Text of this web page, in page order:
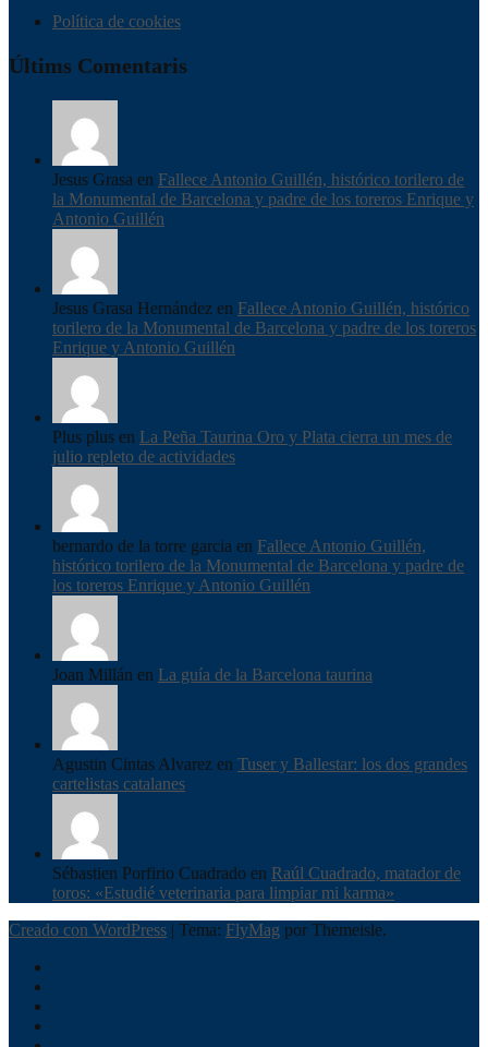
Política de cookies
Últims Comentaris
Jesus Grasa en Fallece Antonio Guillén, histórico torilero de
la Monumental de Barcelona y padre de los toreros Enrique y
Antonio Guillén
Jesus Grasa Hernández en Fallece Antonio Guillén, histórico
torilero de la Monumental de Barcelona y padre de los toreros
Enrique y Antonio Guillén
Plus plus en La Peña Taurina Oro y Plata cierra un mes de
julio repleto de actividades
bernardo de la torre garcia en Fallece Antonio Guillén,
histórico torilero de la Monumental de Barcelona y padre de
los toreros Enrique y Antonio Guillén
Joan Millán en La guía de la Barcelona taurina
Agustin Cintas Alvarez en Tuser y Ballestar: los dos grandes
cartelistas catalanes
Sébastien Porfirio Cuadrado en Raúl Cuadrado, matador de
toros: «Estudié veterinaria para limpiar mi karma»
Creado con WordPress | Tema: FlyMag por Themeisle.